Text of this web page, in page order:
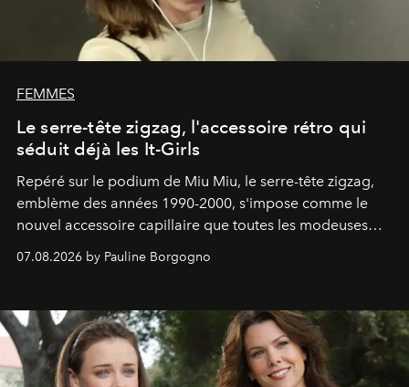
FEMMES
Le serre-tête zigzag, l'accessoire rétro qui
séduit déjà les It-Girls
Repéré sur le podium de Miu Miu, le serre-tête zigzag,
emblème des années 1990-2000, s'impose comme le
nouvel accessoire capillaire que toutes les modeuses
s'arrachent déjà.
07.08.2026 by Pauline Borgogno